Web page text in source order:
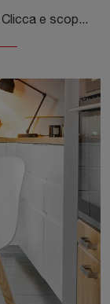
Cerchi una sedia da cucina in ecopelle? Clicca e scopri il modello Lisca Stool di Connubia per ultimare i tuoi spazi alla perfezione.